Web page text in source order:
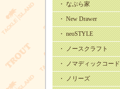
・ なぶら家
・ New Drawer
・ neoSTYLE
・ ノースクラフト
・ ノマディックコード
・ ノリーズ